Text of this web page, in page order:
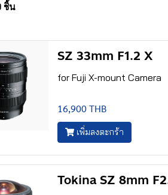
ชิ้น
SZ 33mm F1.2 X
for Fuji X-mount Camera
16,900 THB
เพิ่มลงตะกร้า